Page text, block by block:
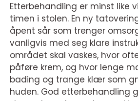
Etterbehandling er minst like
timen i stolen. En ny
åpent sår som trenger
vanligvis med seg klare
området skal vaskes, hvor
påføre krem, og hvor lenge
bading og trange klær som
huden. God etterbehandling